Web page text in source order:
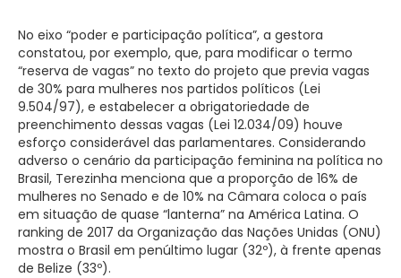
No eixo “poder e participação política”, a gestora
constatou, por exemplo, que, para modificar o termo
“reserva de vagas” no texto do projeto que previa vagas
de 30% para mulheres nos partidos políticos (Lei
9.504/97), e estabelecer a obrigatoriedade de
preenchimento dessas vagas (Lei 12.034/09) houve
esforço considerável das parlamentares. Considerando
adverso o cenário da participação feminina na política no
Brasil, Terezinha menciona que a proporção de 16% de
mulheres no Senado e de 10% na Câmara coloca o país
em situação de quase “lanterna” na América Latina. O
ranking de 2017 da Organização das Nações Unidas (ONU)
mostra o Brasil em penúltimo lugar (32º), à frente apenas
de Belize (33º).